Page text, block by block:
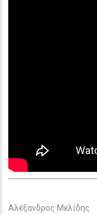
Αλέξανδρος Μελίδης